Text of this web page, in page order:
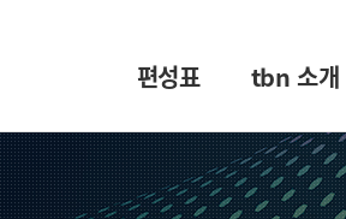
편성표 tbn 소개